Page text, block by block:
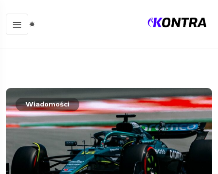
Wiadomości